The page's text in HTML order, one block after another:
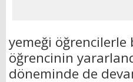
yemeği
öğrencinin
döneminde de